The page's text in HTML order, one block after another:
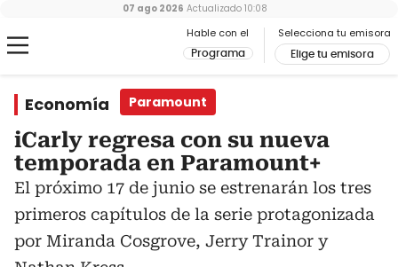
Hable con el
Programa
Selecciona tu emisora
Elige tu emisora
07 ago 2026 Actualizado 10:08
Economía Paramount
iCarly regresa con su nueva
temporada en Paramount+
El próximo 17 de junio se estrenarán los tres
primeros capítulos de la serie protagonizada
por Miranda Cosgrove, Jerry Trainor y